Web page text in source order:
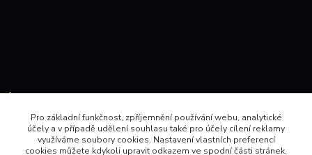
604 157410 , 602 345528
Pro základní funkčnost, zpříjemnění používání webu, analytické
účely a v případě udělení souhlasu také pro účely cílení reklamy
využíváme soubory cookies. Nastavení vlastních preferencí
cookies můžete kdykoli upravit odkazem ve spodní části stránek.